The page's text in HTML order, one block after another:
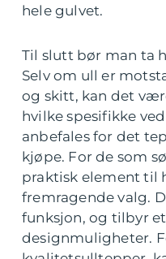
hele gulvet.
Til slutt bør man ta
Selv om ull er
og skitt, kan det
hvilke spesifikke
anbefales for det
kjøpe. For de som
praktisk element til
fremragende valg.
funksjon, og tilbyr
designmuligheter.